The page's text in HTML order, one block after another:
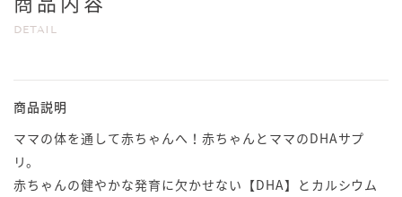
DETAIL
商品説明
ママの体を通して赤ちゃんへ！赤ちゃんとママのDHAサプ
リ。
赤ちゃんの健やかな発育に欠かせない【DHA】とカルシウム